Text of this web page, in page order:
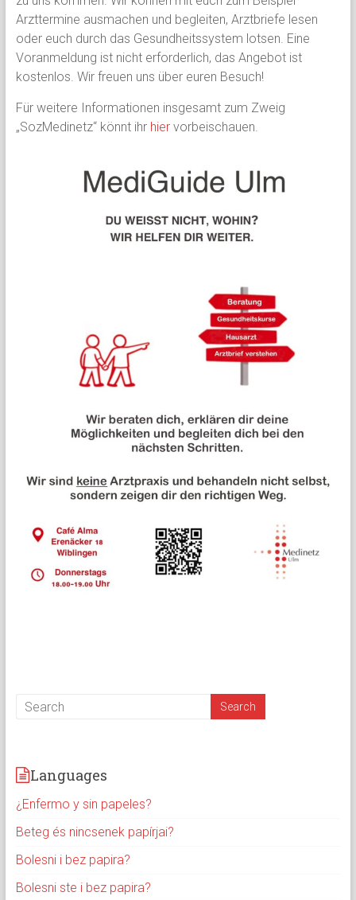
Arzttermine ausmachen und begleiten, Arztbriefe lesen
oder euch durch das Gesundheitssystem lotsen. Eine
Voranmeldung ist nicht erforderlich, das Angebot ist
kostenlos. Wir freuen uns über euren Besuch!
Für weitere Informationen insgesamt zum Zweig
„SozMedinetz“ könnt ihr hiervorbeischauen.
Languages
¿Enfermo y sin papeles?
Beteg és nincsenek papírjai?
Bolesni i bez papira?
Bolesni ste i bez papira?